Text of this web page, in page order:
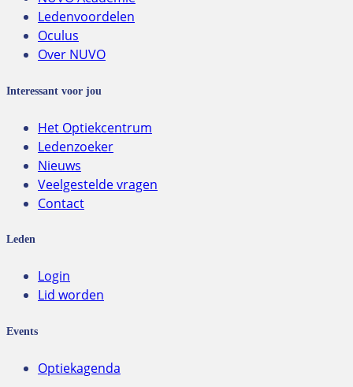
Ledenvoordelen
Oculus
Over NUVO
Interessant voor jou
Het Optiekcentrum
Ledenzoeker
Nieuws
Veelgestelde vragen
Contact
Leden
Login
Lid worden
Events
Optiekagenda